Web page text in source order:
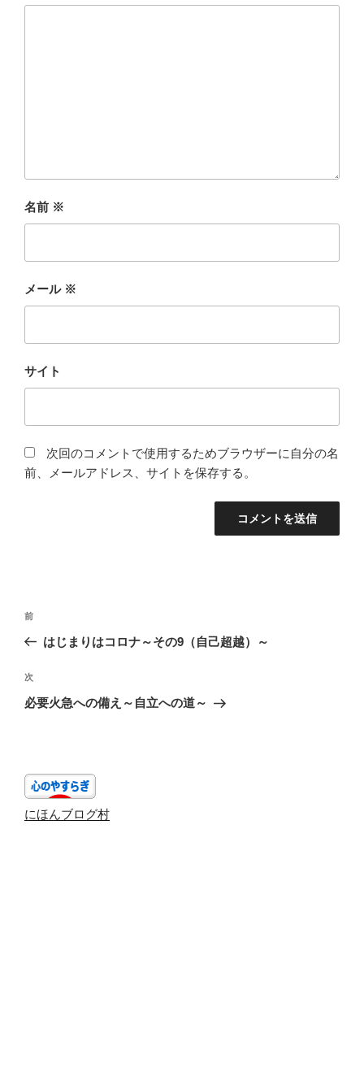
名前 ※
メール ※
サイト
次回のコメントで使用するためブラウザーに自分の名
前、メールアドレス、サイトを保存する。
投
ビ
ゲ
ン
前
の
稿
前
はじまりはコロナ～その9（自己超越）～
次
の
次
必要火急への備え～自立への道～
にほんブログ村